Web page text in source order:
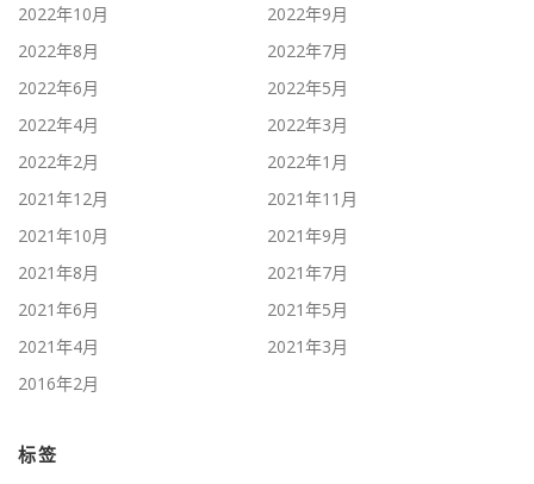
2022年10月
2022年9月
2022年8月
2022年7月
2022年6月
2022年5月
2022年4月
2022年3月
2022年2月
2022年1月
2021年12月
2021年11月
2021年10月
2021年9月
2021年8月
2021年7月
2021年6月
2021年5月
2021年4月
2021年3月
2016年2月
标签